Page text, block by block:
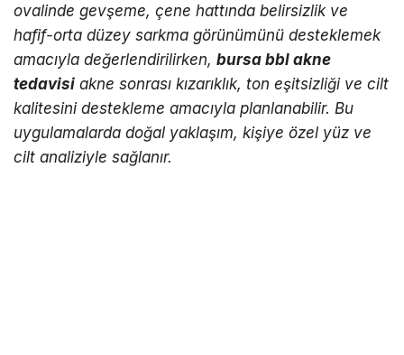
ovalinde gevşeme, çene hattında belirsizlik ve
hafif-orta düzey sarkma görünümünü desteklemek
amacıyla değerlendirilirken, bursa bbl akne
tedavisi akne sonrası kızarıklık, ton eşitsizliği ve cilt
kalitesini destekleme amacıyla planlanabilir. Bu
uygulamalarda doğal yaklaşım, kişiye özel yüz ve
cilt analiziyle sağlanır.